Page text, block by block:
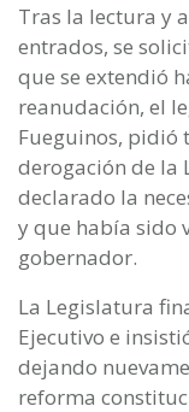
Tras la lectura y
entrados, se
que se extendió
reanudación, el
Fueguinos, pidió
derogación de la
declarado la
y que había sido
gobernador.
La Legislatura
Ejecutivo e
dejando
reforma